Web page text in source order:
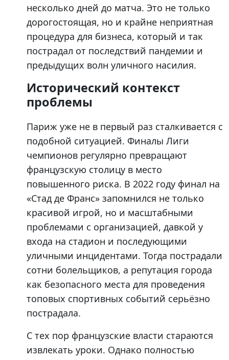
несколько дней до матча. Это не только
дорогостоящая, но и крайне неприятная
процедура для бизнеса, который и так
пострадал от последствий пандемии и
предыдущих волн уличного насилия.
Исторический контекст
проблемы
Париж уже не в первый раз сталкивается с
подобной ситуацией. Финалы Лиги
чемпионов регулярно превращают
французскую столицу в место
повышенного риска. В 2022 году финал на
«Стад де Франс» запомнился не только
красивой игрой, но и масштабными
проблемами с организацией, давкой у
входа на стадион и последующими
уличными инцидентами. Тогда пострадали
сотни болельщиков, а репутация города
как безопасного места для проведения
топовых спортивных событий серьёзно
пострадала.
С тех пор французские власти стараются
извлекать уроки. Однако полностью